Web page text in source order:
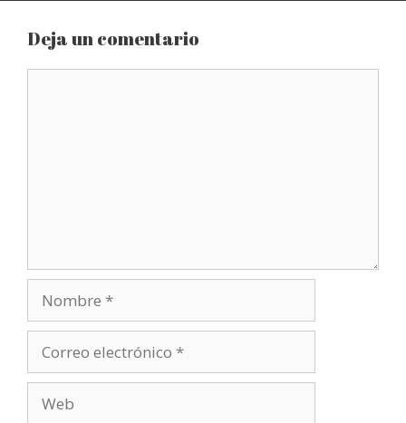
Deja un comentario
electrónico